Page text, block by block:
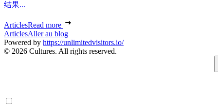
结果...
ArticlesRead more
ArticlesAller au blog
Powered by https://unlimitedvisitors.io/
© 2026 Cultures. All rights reserved.